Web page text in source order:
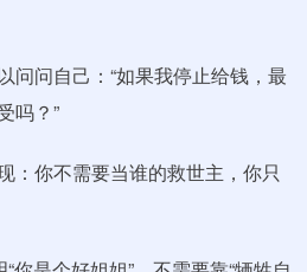
问问自己：“如果我停止给钱，最
吗？”
：你不需要当谁的救世主，你只